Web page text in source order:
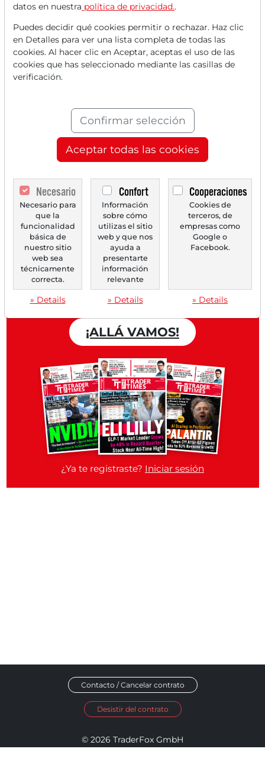
una cuentaGRATUITA
Tus beneficios:
Cada mes, puedes leer5 artículos
de la sección premium de forma
Cada mes,2 números de prueba
del periódico Trader de forma
gratuita.
Crea unalista de seguimiento
personal
con un resumen de las
noticias sobre tu acción.
Trader Times
Cuenta gratuita
¡ALLÁ VAMOS!
¿Ya te registraste? Iniciar sesión
datos en nuestra política de privacidad..
Puedes decidir qué cookies permitir o rechazar. Haz clic
en Detalles para ver una lista completa de todas las
cookies. Al hacer clic en Aceptar, aceptas el uso de las
cookies que has seleccionado mediante las casillas de
verificación.
Confirmar selección
Aceptar todas las cookies
Necesario
Necesario para
que la
funcionalidad
básica de
nuestro sitio
web sea
técnicamente
correcta.
» Details
Confort
Información
sobre cómo
utilizas el sitio
web y que nos
ayuda a
presentarte
información
relevante
» Details
Cooperaciones
Cookies de
terceros, de
empresas como
Google o
Facebook.
» Details
Contacto / Cancelar contrato
Desistir del contrato
© 2026 TraderFox GmbH